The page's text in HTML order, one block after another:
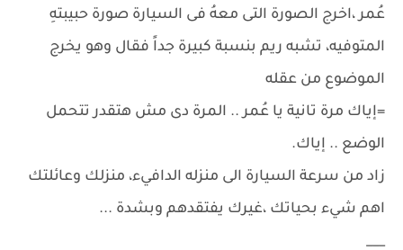
عُمر ،اخرج الصورة التى معهُ فى السيارة صورة حبيبتهِ
المتوفيه، تشبه ريم بنسبة كبيرة جداً فقال وهو يخرج
الموضوع من عقله
=إياك مرة تانية يا عُمر .. المرة دى مش هتقدر تتحمل
الوضع .. إياك.
زاد من سرعة السيارة الى منزله الدافيء، منزلك وعائلتك
اهم شيء بحياتك ،غيرك يفتقدهم وبشدة ...
___